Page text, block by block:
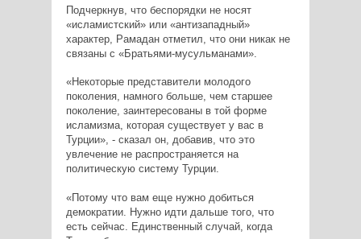
Подчеркнув, что беспорядки не носят
«исламистский» или «антизападный»
характер, Рамадан отметил, что они никак не
связаны с «Братьями-мусульманами».
«Некоторые представители молодого
поколения, намного больше, чем старшее
поколение, заинтересованы в той форме
исламизма, которая существует у вас в
Турции», - сказал он, добавив, что это
увлечение не распространяется на
политическую систему Турции.
«Потому что вам еще нужно добиться
демократии. Нужно идти дальше того, что
есть сейчас. Единственный случай, когда